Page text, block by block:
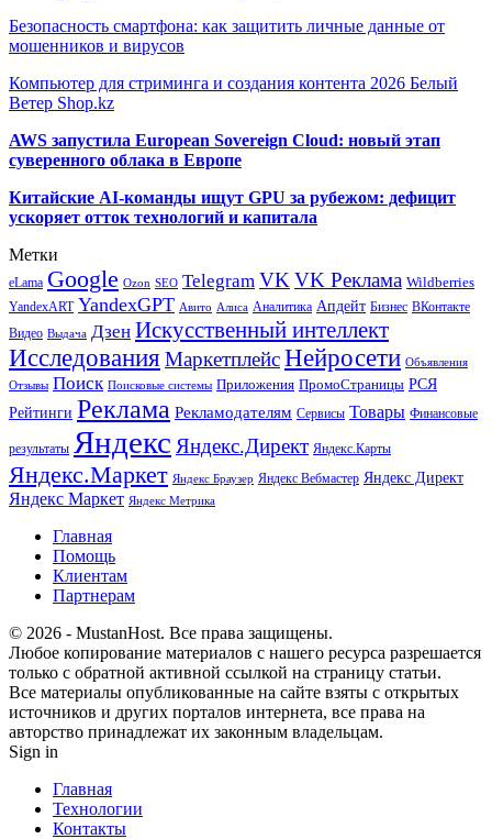
Безопасность смартфона: как защитить личные данные от
мошенников и вирусов
Компьютер для стриминга и создания контента 2026 Белый
Ветер Shop.kz
AWS запустила European Sovereign Cloud: новый этап
суверенного облака в Европе
Китайские AI-команды ищут GPU за рубежом: дефицит
ускоряет отток технологий и капитала
Метки
eLama Google Ozon SEO Telegram VKVK Реклама Wildberries
YandexART YandexGPT Авито Алиса Аналитика Апдейт Бизнес ВКонтакте
Видео Выдача Дзен Искусственный интеллект
Исследования МаркетплейсНейросети Объявления
Отзывы Поиск Поисковые системы Приложения ПромоСтраницы РСЯ
Рейтинги Реклама Рекламодателям Сервисы Товары Финансовые
результаты Яндекс Яндекс.Директ Яндекс.Карты
Яндекс.Маркет Яндекс Браузер Яндекс Вебмастер Яндекс Директ
Яндекс Маркет Яндекс Метрика
Главная
Помощь
Клиентам
Партнерам
© 2026 - MustanHost. Все права защищены.
Любое копирование материалов с нашего ресурса разрешается
только с обратной активной ссылкой на страницу статьи.
Все материалы опубликованные на сайте взяты с открытых
источников и других порталов интернета, все права на
авторство принадлежат их законным владельцам.
Sign in
Главная
Технологии
Контакты